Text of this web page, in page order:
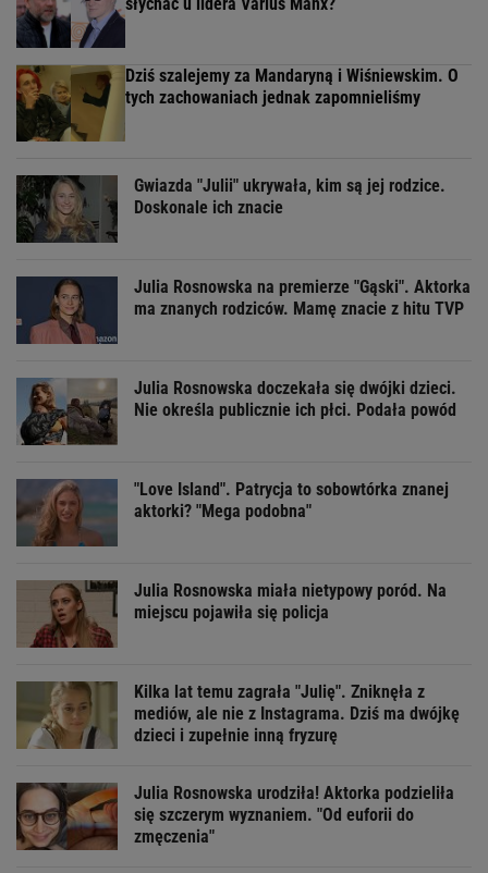
Dziś szalejemy za Mandaryną i Wiśniewskim. O
tych zachowaniach jednak zapomnieliśmy
Gwiazda "Julii" ukrywała, kim są jej rodzice.
Doskonale ich znacie
Julia Rosnowska na premierze "Gąski". Aktorka
ma znanych rodziców. Mamę znacie z hitu TVP
Julia Rosnowska doczekała się dwójki dzieci.
Nie określa publicznie ich płci. Podała powód
"Love Island". Patrycja to sobowtórka znanej
aktorki? "Mega podobna"
Julia Rosnowska miała nietypowy poród. Na
miejscu pojawiła się policja
Kilka lat temu zagrała "Julię". Zniknęła z
mediów, ale nie z Instagrama. Dziś ma dwójkę
dzieci i zupełnie inną fryzurę
Julia Rosnowska urodziła! Aktorka podzieliła
się szczerym wyznaniem. "Od euforii do
zmęczenia"